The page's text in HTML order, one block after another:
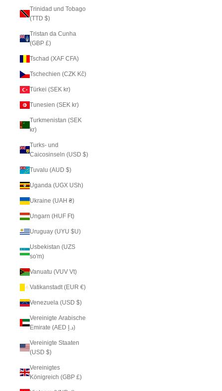
Trinidad und Tobago
(TTD $)
Tristan da Cunha
(GBP £)
Tschad (XAF CFA)
Tschechien (CZK Kč)
Türkei (SEK kr)
Tunesien (SEK kr)
Turkmenistan (SEK
kr)
Turks- und
Caicosinseln (USD $)
Tuvalu (AUD $)
Uganda (UGX USh)
Ukraine (UAH ₴)
Ungarn (HUF Ft)
Uruguay (UYU $U)
Usbekistan (UZS
so'm)
Vanuatu (VUV Vt)
Vatikanstadt (EUR €)
Venezuela (USD $)
Vereinigte Arabische
Emirate (AED د.إ)
Vereinigte Staaten
(USD $)
Vereinigtes
Königreich (GBP £)